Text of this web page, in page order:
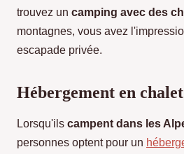
trouvez un camping avec des
montagnes, vous avez
escapade privée.
Hébergement en chalet
Lorsqu'ils campent dans les
personnes optent pour un